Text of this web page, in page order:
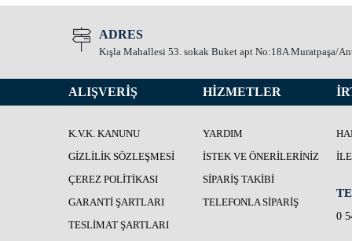
ADRES
Kışla Mahallesi 53. sokak Buket apt No:18A Muratpaşa/
ALIŞVERİŞ
K.V.K. KANUNU
GIZLILIK SÖZLEŞMESI
ÇEREZ POLITIKASI
GARANTI ŞARTLARI
TESLIMAT ŞARTLARI
HİZMETLER
YARDIM
İSTEK VE ÖNERILERINIZ
SIPARIŞ TAKIBI
TELEFONLA SIPARIŞ
0